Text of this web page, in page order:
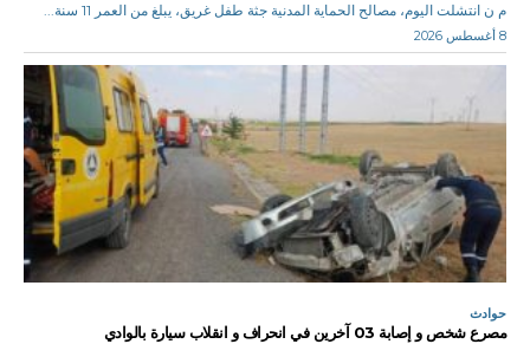
م ن انتشلت اليوم، مصالح الحماية المدنية جثة طفل غريق، يبلغ من العمر 11 سنة...
8 أغسطس 2026
حوادث
مصرع شخص و إصابة 03 آخرين في انحراف و انقلاب سيارة بالوادي